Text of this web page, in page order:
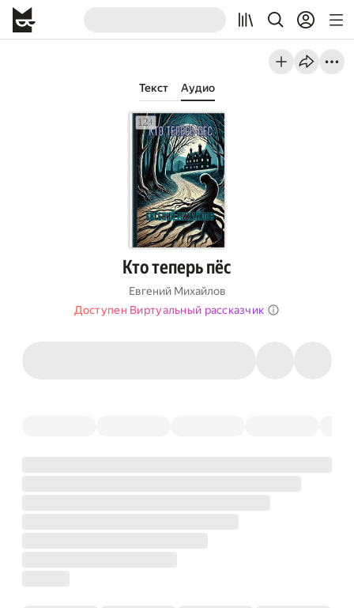
Текст Аудио
Кто теперь пёс
Евгений Михайлов
Доступен Виртуальный рассказчик